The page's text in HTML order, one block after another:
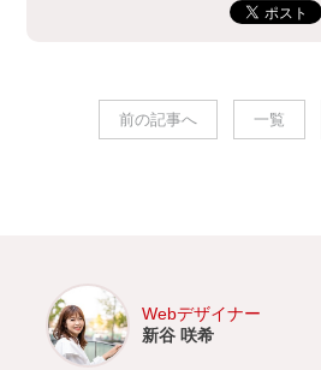
前の記事へ 一覧
Webデザイナー
新谷 咲希